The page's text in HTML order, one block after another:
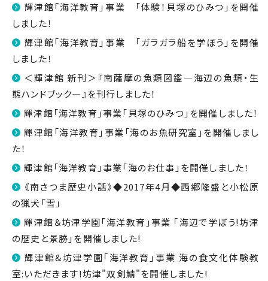
輝津館「海洋教育」事業 「体験！貝塚のひみつ」を開催
しました！
輝津館「海洋教育」事業 「ガラガラ船を学ぼう」を開催
しました！
＜輝津館 新刊＞『南薩摩の魚類図鑑―海辺の魚類・生
態ハンドブック―』を刊行しました！
輝津館「海洋教育」事業「貝塚のひみつ」を開催しました！
輝津館「海洋教育」事業「海のお魚研究室」を開催しまし
た！
輝津館「海洋教育」事業「海のお仕事」を開催しました！
《南さつま歴史小話》◆2017年4月◆西郷隆盛と小松原
の猟犬「雪」
輝津館＆坊津学園｢海洋教育｣事業 ｢海辺で学ぼう!坊津
の歴史と景勝｣を開催しました!
輝津館&坊津学園｢海洋教育｣事業 海の食文化体験教
室:いただきます!坊津"双剣鯖"を開催しました!